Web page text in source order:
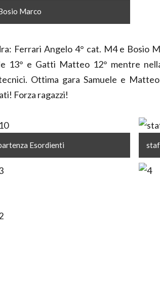
Marco
Ferrari Angelo 4° cat. M4 e Bosio
13° e Gatti Matteo 12° mentre
Ottima gara Samuele e
Forza ragazzi!
Esordienti